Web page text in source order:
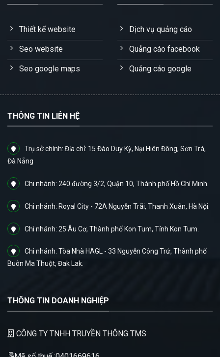
Thiết kế website
Seo website
Seo google maps
Dịch vụ quảng cáo
Quảng cáo facebook
Quảng cáo google
THÔNG TIN LIÊN HỆ
Trụ sở chính: Địa chỉ: 15 Đào Duy Kỳ, Nại Hiên Đông, Sơn Trà,
Đà Nẵng
Chi nhánh: 240 đường 3/2, Quận 10, Thành phố Hồ Chí Minh.
Chi nhánh: Royal City - 72A Nguyễn Trãi, Thanh Xuân, Hà Nội.
Chi nhánh: 25 Âu Cơ, Thành phố Kon Tum, Tỉnh Kon Tum.
Chi nhánh: Tòa Nhà HAGL - 33 Nguyễn Công Trứ, Thành phố
Buôn Ma Thuột, Đak Lak.
THÔNG TIN DOANH NGHIỆP
CÔNG TY TNHH TRUYỀN THÔNG TMS